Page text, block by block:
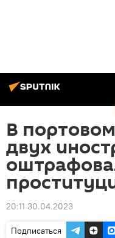
В
двух
20:11 30.04.2023
Подписаться